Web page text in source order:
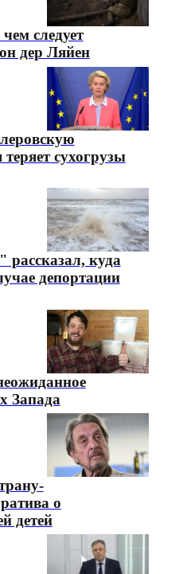
следует
дер Ляйен
сухогрузы
куда
депортации
Запада
о
детей